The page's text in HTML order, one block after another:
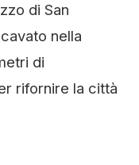
di San
nella
di
rifornire la città